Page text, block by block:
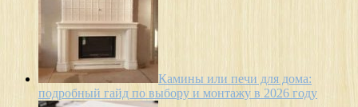
Камины или печи для дома:
подробный гайд по выбору и монтажу в 2026 году